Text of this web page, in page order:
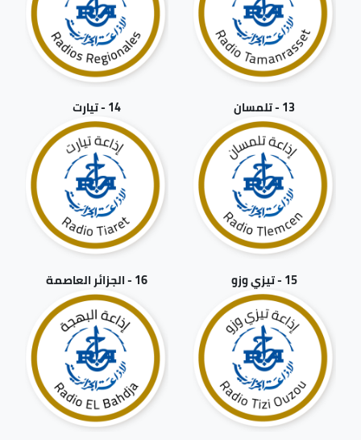
13 - تلمسان 14 - تيارت
15 - تيزي وزو 16 - الجزائر العاصمة